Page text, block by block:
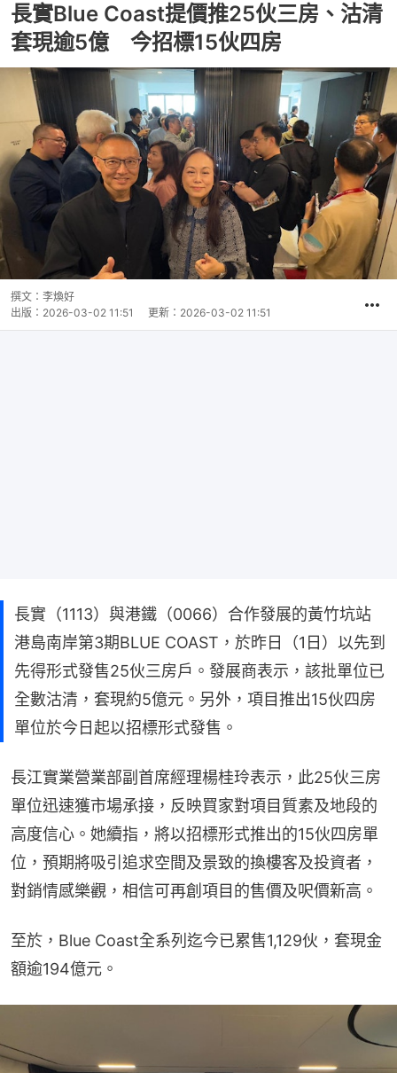
長實Blue Coast提價推25伙三房、沽清
套現逾5億 今招標15伙四房
撰文： 李煥好
出版： 2026-03-02 11:51 更新： 2026-03-02 11:51
長實（1113）與港鐵（0066）合作發展的黃竹坑站
港島南岸第3期BLUE COAST，於昨日（1日）以先到
先得形式發售25伙三房戶。發展商表示，該批單位已
全數沽清，套現約5億元。另外，項目推出15伙四房
單位於今日起以招標形式發售。
長江實業營業部副首席經理楊桂玲表示，此25伙三房
單位迅速獲市場承接，反映買家對項目質素及地段的
高度信心。她續指，將以招標形式推出的15伙四房單
位，預期將吸引追求空間及景致的換樓客及投資者，
對銷情感樂觀，相信可再創項目的售價及呎價新高。
至於，Blue Coast全系列迄今已累售1,129伙，套現金
額逾194億元。